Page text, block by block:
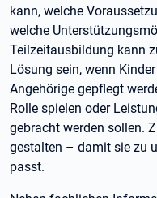
kann, welche
welche
Teilzeitausbildung kann
Lösung sein, wenn
Angehörige gepflegt
Rolle spielen oder
gebracht werden sollen.
gestalten – damit sie zu
passt.